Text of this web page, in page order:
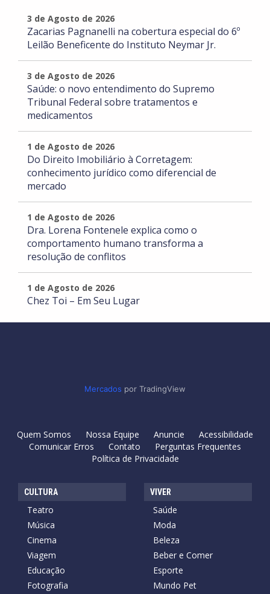
3 de Agosto de 2026
Zacarias Pagnanelli na cobertura especial do 6º
Leilão Beneficente do Instituto Neymar Jr.
3 de Agosto de 2026
Saúde: o novo entendimento do Supremo
Tribunal Federal sobre tratamentos e
medicamentos
1 de Agosto de 2026
Do Direito Imobiliário à Corretagem:
conhecimento jurídico como diferencial de
mercado
1 de Agosto de 2026
Dra. Lorena Fontenele explica como o
comportamento humano transforma a
resolução de conflitos
1 de Agosto de 2026
Chez Toi – Em Seu Lugar
Mercados por TradingView
Quem Somos Nossa Equipe Anuncie
Acessibilidade
Comunicar Erros
Contato
Perguntas Frequentes
Política de Privacidade
CULTURA
Teatro
Música
Cinema
Viagem
Educação
Fotografia
VIVER
Saúde
Moda
Beleza
Beber e Comer
Esporte
Mundo Pet